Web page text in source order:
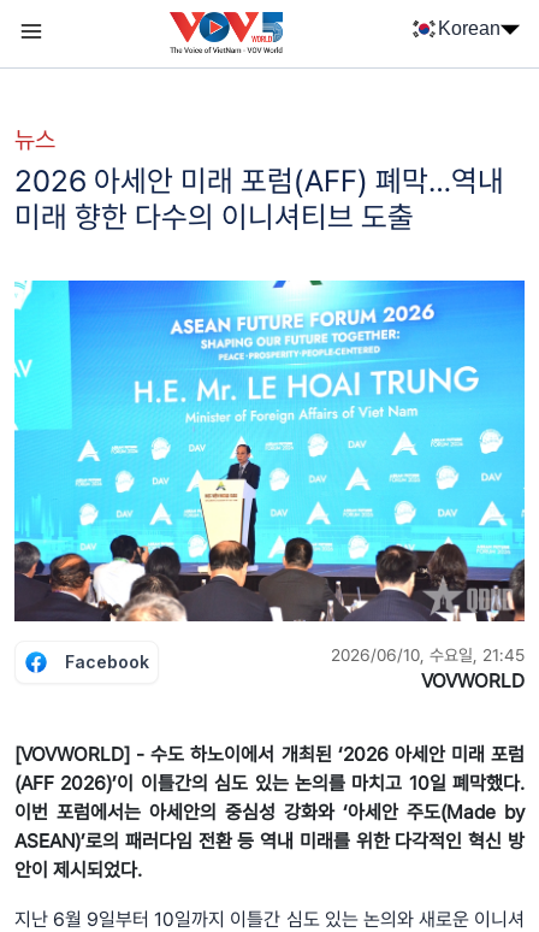
Korean
뉴스
2026 아세안 미래 포럼(AFF) 폐막…역내
미래 향한 다수의 이니셔티브 도출
Facebook 2026/06/10, 수요일, 21:45
VOVWORLD
[VOVWORLD] - 수도 하노이에서 개최된 ‘2026 아세안 미래 포럼
(AFF 2026)’이 이틀간의 심도 있는 논의를 마치고 10일 폐막했다.
이번 포럼에서는 아세안의 중심성 강화와 ‘아세안 주도(Made by
ASEAN)’로의 패러다임 전환 등 역내 미래를 위한 다각적인 혁신 방
안이 제시되었다.
지난 6월 9일부터 10일까지 이틀간 심도 있는 논의와 새로운 이니셔